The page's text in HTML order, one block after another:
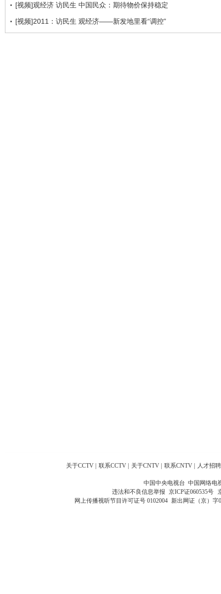
[视频]观经济 访民生 中国民众：期待物价保持稳定
[视频]2011：访民生 观经济——新发地里看“调控”
关于CCTV 联系CCTV 关于CNTV 联系CNTV 人才招聘
中国中央电视台 中国网络电
违法和不良信息举报 京ICP证060535号
网上传播视听节目许可证号 0102004 新出网证（京）